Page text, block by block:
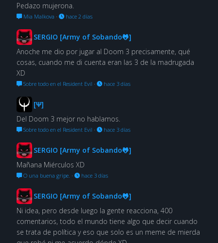
Pedazo mujerona.
Mia Malkova · hace 2 días
SERGIO [Army of Sobando🐸]
Anoche me dio por jugar al Doom 3 precisamente, qué
cosas, cuando me di cuenta eran las 3 de la madrugada
XD
Sobre todo en el Resident Evil · hace 3 días
[Ψ]
Del Doom 3 mejor no hablamos.
Sobre todo en el Resident Evil · hace 3 días
SERGIO [Army of Sobando🐸]
Mañana Miérculos XD
O una buena gripe. · hace 3 días
SERGIO [Army of Sobando🐸]
Ni idea, pero desde luego la gente reacciona, 400
comentarios, todo el mundo tiene algo que decir cuando
se trata de política y eso que solo es un meme de mierda